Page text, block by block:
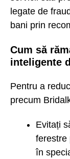
legate de
bani prin
Cum să
inteligente
Pentru a
precum
Evitați
ferestre
în